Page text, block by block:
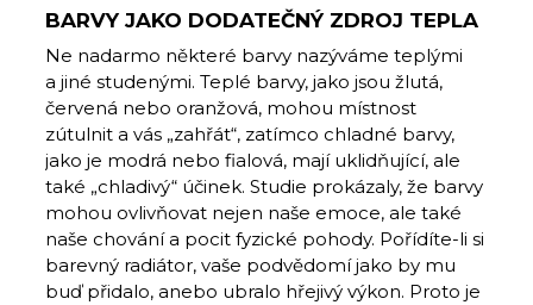
BARVY JAKO DODATEČNÝ ZDROJ TEPLA
Ne nadarmo některé barvy nazýváme teplými
a jiné studenými. Teplé barvy, jako jsou žlutá,
červená nebo oranžová, mohou místnost
zútulnit a vás „zahřát“, zatímco chladné barvy,
jako je modrá nebo fialová, mají uklidňující, ale
také „chladivý“ účinek. Studie prokázaly, že barvy
mohou ovlivňovat nejen naše emoce, ale také
naše chování a pocit fyzické pohody. Pořídíte-li si
barevný radiátor, vaše podvědomí jako by mu
buď přidalo, anebo ubralo hřejivý výkon. Proto je